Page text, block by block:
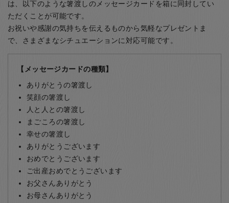
は、以下のような箸渡しのメッセージカードを箱に同封してい
ただくことが可能です。
お祝いや感謝の気持ちを伝えるものから気軽なプレゼントま
で、さまざまなシチュエーションに対応可能です。
【メッセージカードの種類】
ありがとうの箸渡し
笑顔の箸渡し
人と人との箸渡し
まごころの箸渡し
幸せの箸渡し
ありがとうございます
おめでとうございます
ご出産おめでとうございます
お父さんありがとう
お母さんありがとう